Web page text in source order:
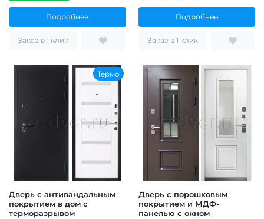
Подробнее
Заказ в 1 клик
Подробнее
Заказ в 1 клик
Термо
Дверь с антивандальным
покрытием в дом с
терморазрывом
Дверь с порошковым
покрытием и МДФ-
панелью с окном